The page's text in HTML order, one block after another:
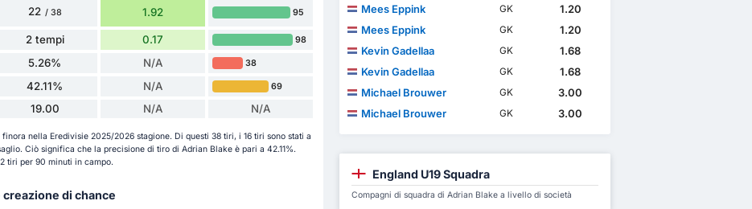
22 / 38 1.92 95
2 tempi 0.17 98
5.26% N/A 38
42.11% N/A 69
19.00 N/A N/A
nella Eredivisie 2025/2026 stagione. Di questi 38 tiri, i 16 tiri sono stati a
Ciò significa che la precisione di tiro di Adrian Blake è pari a 42.11%.
tiri per 90 minuti in campo.
di chance
Mees Eppink
GK
1.20
Mees Eppink
GK
1.20
Kevin Gadellaa
GK
1.68
Kevin Gadellaa
GK
1.68
Michael Brouwer
GK
3.00
Michael Brouwer
GK 3.00
England U19 Squadra
Compagni di squadra di Adrian Blake a livello di società